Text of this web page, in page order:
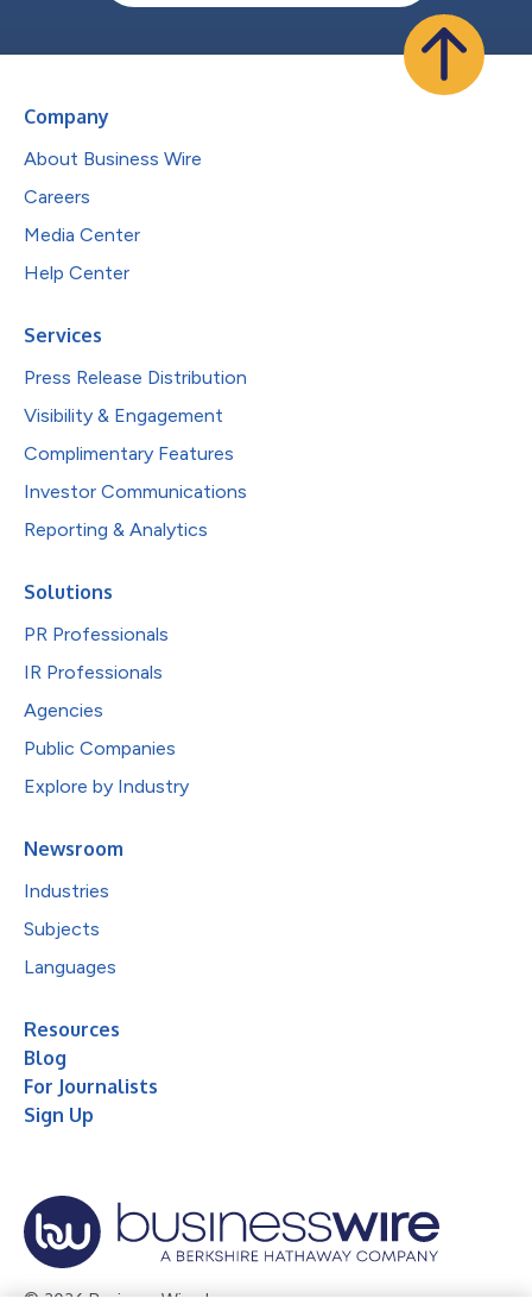
Company
About Business Wire
Careers
Media Center
Help Center
Services
Press Release Distribution
Visibility & Engagement
Complimentary Features
Investor Communications
Reporting & Analytics
Solutions
PR Professionals
IR Professionals
Agencies
Public Companies
Explore by Industry
Newsroom
Industries
Subjects
Languages
Resources
Blog
For Journalists
Sign Up
© 2026 Business Wire, Inc.